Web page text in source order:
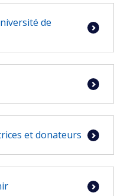
de
et donateurs